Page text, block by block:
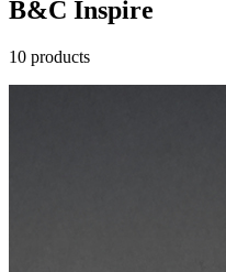
B&C Inspire
10 products